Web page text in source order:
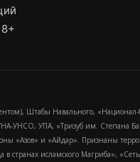
Штабы Навального,
УНСО, УПА, «Тризуб им. Степана
«Азов» и «Айдар». Признаны
странах исламского Магриба»,